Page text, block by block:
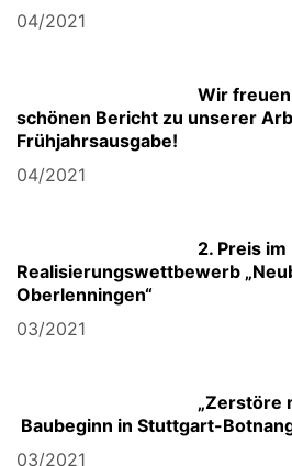
04/2021
Wir
schönen Bericht zu unserer
Frühjahrsausgabe!
04/2021
2. Preis im
Realisierungswettbewerb
Oberlenningen“
03/2021
„Zerstöre
Baubeginn in Stuttgart-
03/2021